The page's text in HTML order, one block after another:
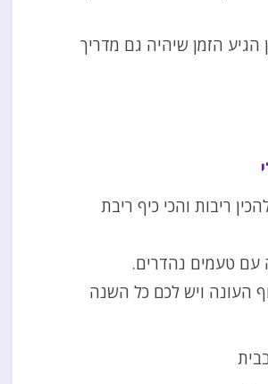
הגיע הזמן שיהיה גם מדריך
ריבות והכי כיף ריבת
עם טעמים נהדרים.
העונה ויש לכם כל השנה